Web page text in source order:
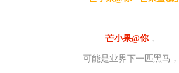
芒小果@你，
可能是业界下一匹黑马，